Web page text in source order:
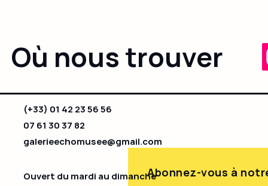
Où nous trouver
Abonnez-vous à
(+33) 01 42 23 56 56
07 61 30 37 82
galerieechomusee@gmail.com
Ouvert du mardi au dimanche